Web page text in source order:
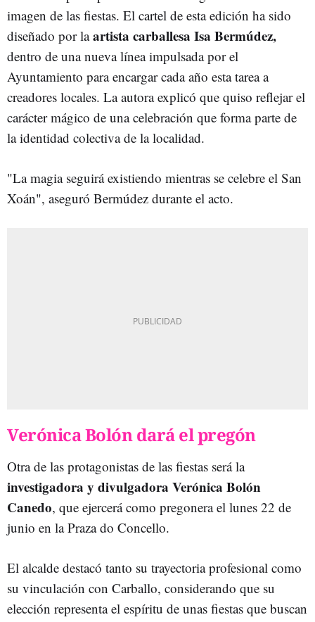
imagen de las fiestas. El cartel de esta edición ha sido
diseñado por laartista carballesa Isa Bermúdez,
dentro de una nueva línea impulsada por el
Ayuntamiento para encargar cada año esta tarea a
creadores locales. La autora explicó que quiso reflejar el
carácter mágico de una celebración que forma parte de
la identidad colectiva de la localidad.
"La magia seguirá existiendo mientras se celebre el San
Xoán", aseguró Bermúdez durante el acto.
Verónica Bolón dará el pregón
Otra de las protagonistas de las fiestas será la
investigadora y divulgadora Verónica Bolón
Canedo, que ejercerá como pregonera el lunes 22 de
junio en la Praza do Concello.
El alcalde destacó tanto su trayectoria profesional como
su vinculación con Carballo, considerando que su
elección representa el espíritu de unas fiestas que buscan